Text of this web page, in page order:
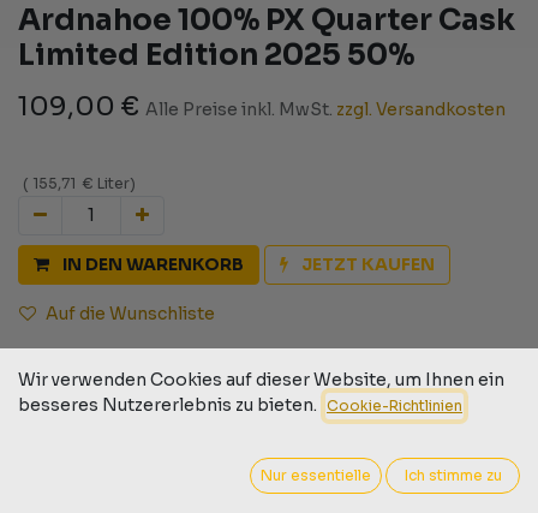
Ardnahoe 100% PX Quarter Cask
Limited Edition 2025 50%
109,00 € Alle Preise inkl. MwSt. zzgl. Versandkosten
( 155,71 € Liter)
IN DEN WARENKORB JETZT KAUFEN
Auf die Wunschliste
30-Tage-Geld-zurück-Garantie
Versand: 2-3 Geschäftstage
Wir verwenden Cookies auf dieser Website, um Ihnen ein
besseres Nutzererlebnis zu bieten. Cookie-Richtlinien
Nur essentielle Ich stimme zu